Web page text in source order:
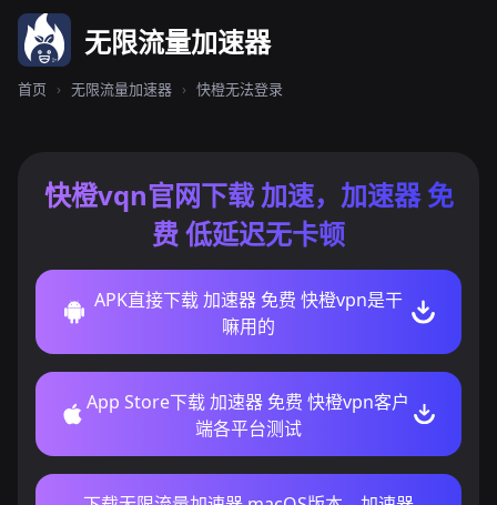
无限流量加速器
首页 › 无限流量加速器 › 快橙无法登录
快橙vqn官网下载 加速，加速器 免
费 低延迟无卡顿
APK直接下载 加速器 免费 快橙vpn是干
嘛用的
App Store下载 加速器 免费 快橙vpn客户
端各平台测试